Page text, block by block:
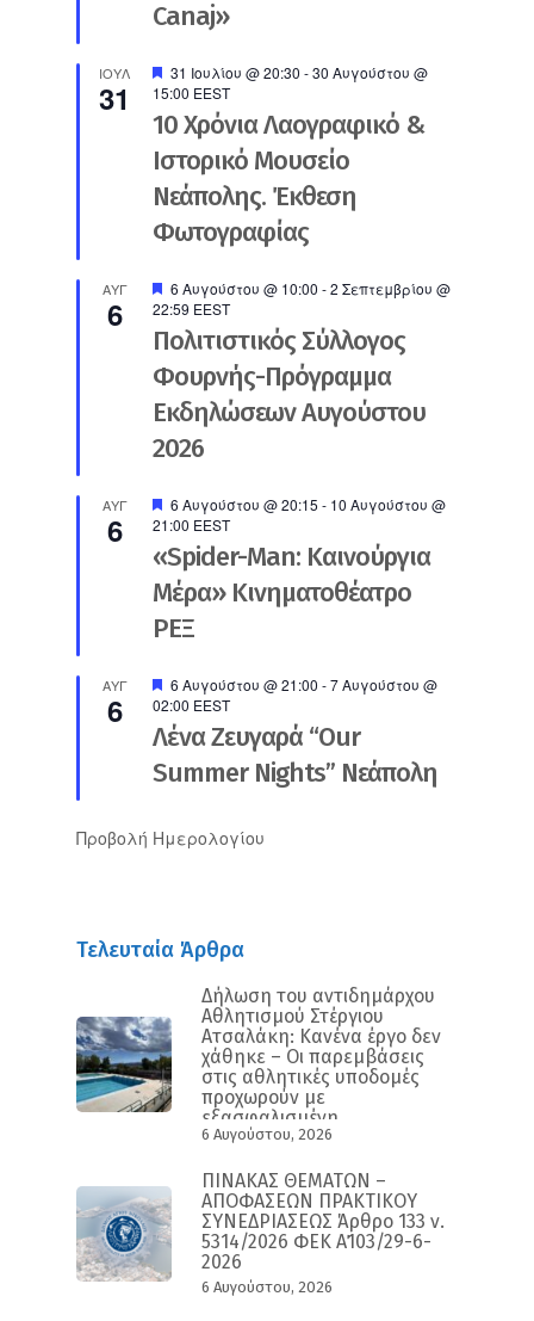
Canaj»
ΙΟΎΛ
31
Προτεινόμενο
31 Ιουλίου @ 20:30 -30 Αυγούστου @
15:00 EEST
10 Χρόνια Λαογραφικό &
Ιστορικό Μουσείο
Νεάπολης. Έκθεση
Φωτογραφίας
ΑΥΓ
6
Προτεινόμενο
6 Αυγούστου @ 10:00 -2 Σεπτεμβρίου @
22:59 EEST
Πολιτιστικός Σύλλογος
Φουρνής-Πρόγραμμα
Εκδηλώσεων Αυγούστου
2026
ΑΥΓ
6
Προτεινόμενο
6 Αυγούστου @ 20:15 - 10 Αυγούστου @
21:00 EEST
«Spider-Man: Καινούργια
Μέρα» Κινηματοθέατρο
ΡΕΞ
ΑΥΓ
6
Προτεινόμενο
6 Αυγούστου @ 21:00 -7 Αυγούστου @
02:00 EEST
Λένα Ζευγαρά “Our
Summer Nights” Νεάπολη
Προβολή Ημερολογίου
Τελευταία Άρθρα
Δήλωση του αντιδημάρχου
Αθλητισμού Στέργιου
Ατσαλάκη: Κανένα έργο δεν
χάθηκε – Οι παρεμβάσεις
στις αθλητικές υποδομές
προχωρούν με
εξασφαλισμένη
χρηματοδότηση και
χρονοδιάγραμμα
6 Αυγούστου, 2026
ΠΙΝΑΚΑΣ ΘΕΜΑΤΩΝ –
ΑΠΟΦΑΣΕΩΝ ΠΡΑΚΤΙΚΟΥ
ΣΥΝΕΔΡΙΑΣΕΩΣ Άρθρο 133 ν.
5314/2026 ΦΕΚ Α΄103/29-6-
2026
6 Αυγούστου, 2026